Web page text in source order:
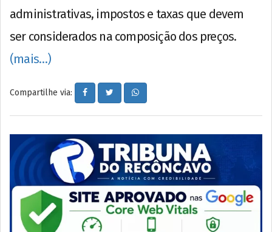
administrativas, impostos e taxas que devem
ser considerados na composição dos preços.
(mais…)
Compartilhe via: